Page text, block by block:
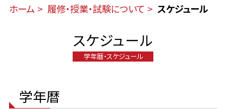
ホーム 履修・授業・試験について スケジュール
スケジュール
学年暦・スケジュール
学年暦